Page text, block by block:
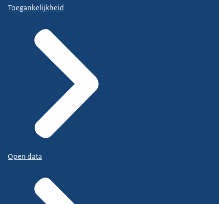
Toegankelijkheid
Open data